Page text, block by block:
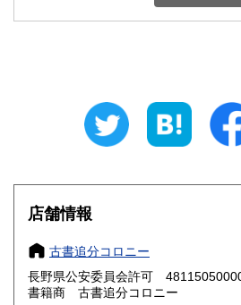
600円 三
大阪府
奈良県
鳥取県 600円 島
店舗情報
古書追分コロニー
長野県公安委員会許可
書籍商 古書追分コロニー